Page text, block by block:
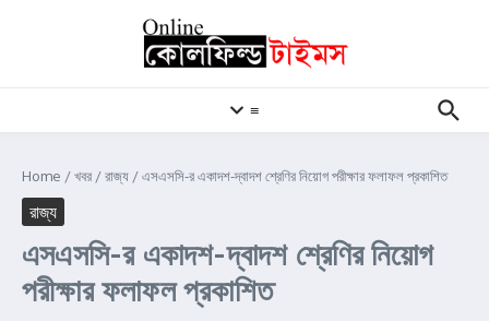
≡
Home /খবর /রাজ্য /এসএসসি-র একাদশ-দ্বাদশ শ্রেণির নিয়োগ পরীক্ষার ফলাফল প্রকাশিত
রাজ্য
এসএসসি-র একাদশ-দ্বাদশ শ্রেণির নিয়োগ
পরীক্ষার ফলাফল প্রকাশিত